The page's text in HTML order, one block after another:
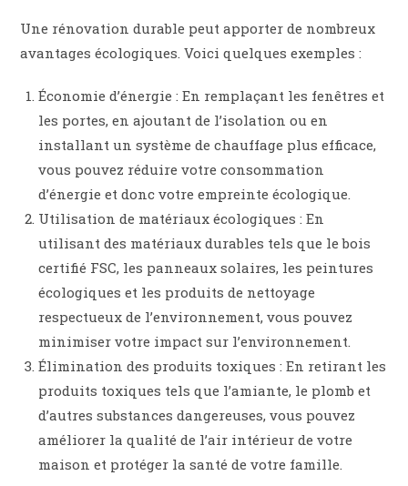
Une rénovation durable peut apporter de nombreux
avantages écologiques. Voici quelques exemples :
Économie d’énergie : En remplaçant les fenêtres et
les portes, en ajoutant de l’isolation ou en
installant un système de chauffage plus efficace,
vous pouvez réduire votre consommation
d’énergie et donc votre empreinte écologique.
Utilisation de matériaux écologiques : En
utilisant des matériaux durables tels que le bois
certifié FSC, les panneaux solaires, les peintures
écologiques et les produits de nettoyage
respectueux de l’environnement, vous pouvez
minimiser votre impact sur l’environnement.
Élimination des produits toxiques : En retirant les
produits toxiques tels que l’amiante, le plomb et
d’autres substances dangereuses, vous pouvez
améliorer la qualité de l’air intérieur de votre
maison et protéger la santé de votre famille.